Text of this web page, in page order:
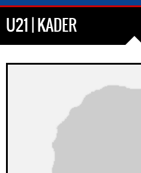
U21 | KADER